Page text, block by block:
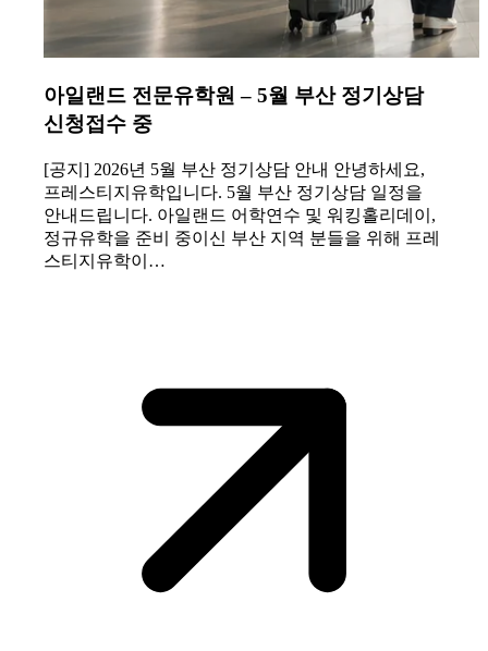
아일랜드 전문유학원 – 5월 부산 정기상담
신청접수 중
[공지] 2026년 5월 부산 정기상담 안내 안녕하세요,
프레스티지유학입니다. 5월 부산 정기상담 일정을
안내드립니다. 아일랜드 어학연수 및 워킹홀리데이,
정규유학을 준비 중이신 부산 지역 분들을 위해 프레
스티지유학이…